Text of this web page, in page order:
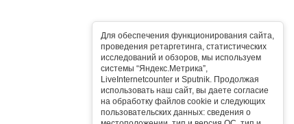
Для обеспечения функционирования сайта,
проведения ретаргетинга, статистических
исследований и обзоров, мы используем
системы “Яндекс.Метрика”,
LiveInternetcounter и Sputnik. Продолжая
использовать наш сайт, вы даете согласие
на обработку файлов cookie и следующих
пользовательских данных: сведения о